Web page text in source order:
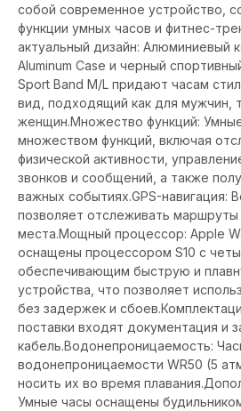
собой современное устройство,
функции умных часов и фитнес-
актуальный дизайн: Алюминиевый
Aluminum Case и черный
Sport Band M/L придают часам
вид, подходящий как для мужчин,
женщин.Множество функций:
множеством функций, включая
физической активности,
звонков и сообщений, а также
важных событиях.GPS-навигация:
позволяет отслеживать
места.Мощный процессор: Apple
оснащены процессором S10 с
обеспечивающим быструю и
устройства, что позволяет
без задержек и
поставки входят документация и
кабель.Водонепроницаемость:
водонепроницаемости WR50 (5
носить их во время
Умные часы оснащены